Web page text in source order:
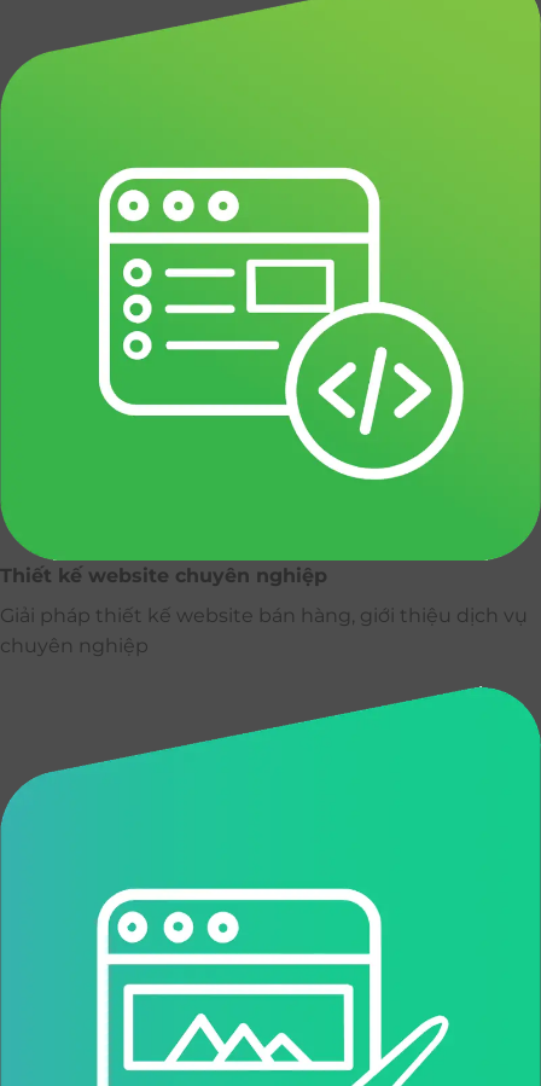
Thiết kế website chuyên nghiệp
Giải pháp thiết kế website bán hàng, giới thiệu dịch vụ
chuyên nghiệp